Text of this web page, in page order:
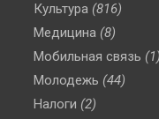
Культура (816)
Медицина (8)
Мобильная связь (1)
Молодежь (44)
Налоги (2)